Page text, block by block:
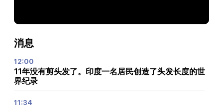
消息
12:00
11年没有剪头发了。印度一名居民创造了头发长度的世
界纪录
11:34